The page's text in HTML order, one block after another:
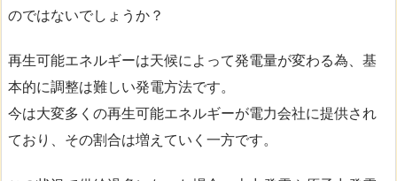
のではないでしょうか？
再生可能エネルギーは天候によって発電量が変わる為、基
本的に調整は難しい発電方法です。
今は大変多くの再生可能エネルギーが電力会社に提供され
ており、その割合は増えていく一方です。